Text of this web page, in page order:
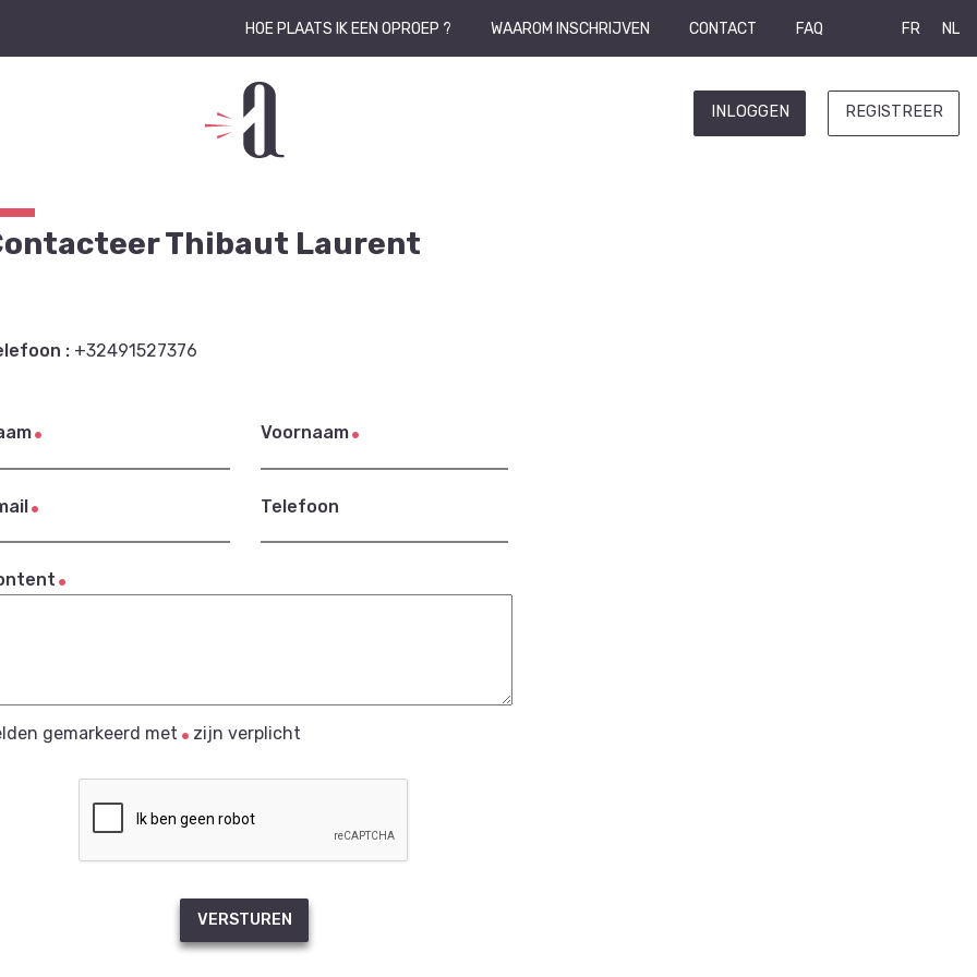
HOE PLAATS IK EEN OPROEP ? WAAROM INSCHRIJVEN CONTACT FAQ FR NL
INLOGGEN REGISTREER
Thibaut Laurent
: +32491527376
Voornaam
Telefoon
gemarkeerd met zijn verplicht
VERSTUREN